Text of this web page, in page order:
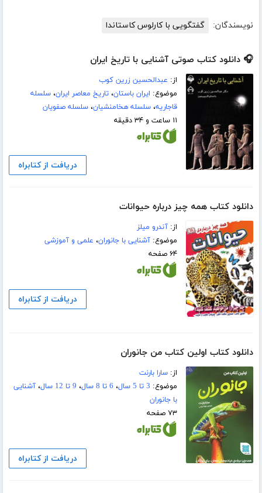
نویسندگان: گفتگویی با کارلوس کاستاندا
🎧 دانلود کتاب صوتی آشنایی با تاریخ ایران
از: عبدالحسین زرین کوب
موضوع: ایران باستان،تاریخ معاصر ایران،سلسله
قاجاریه،سلسله هخامنشیان،سلسله صفویان
۱۱ ساعت و ۳۴ دقیقه
دریافت از کتابراه
دانلود کتاب همه چیز درباره حیوانات
از:آندرو میلز
موضوع:آشنایی با جانوران، علمی و آموزشی
۶۴ صفحه
دریافت از کتابراه
دانلود کتاب اولین کتاب من جانوران
از:سارا بارنت
موضوع: 3 تا 5 سال ، 6 تا 8 سال ، 9 تا 12 سال ،آشنایی
با جانوران
۷۳ صفحه
دریافت از کتابراه